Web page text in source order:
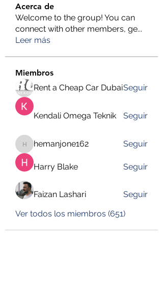
Acerca de
Welcome to the group! You can
connect with other members, ge...
Leer más
Miembros
Rent a Cheap Car DubaiSeguir
Kendali Omega Teknik Seguir
hemanjone162
hemanjone162 Seguir
Harry Blake Seguir
Faizan Lashari
Seguir
Ver todos los miembros (651)